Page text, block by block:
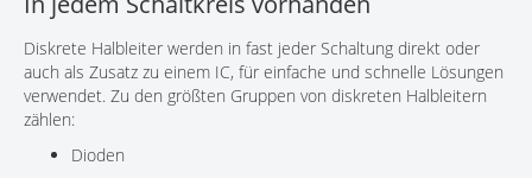
Diskrete Halbleiter werden in fast jeder Schaltung direkt oder
auch als Zusatz zu einem IC, für einfache und schnelle Lösungen
verwendet. Zu den größten Gruppen von diskreten Halbleitern
zählen:
Dioden